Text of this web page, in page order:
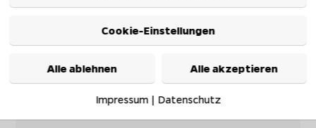
Cookie-Einstellungen
Alle ablehnen Alle akzeptieren
Impressum| Datenschutz